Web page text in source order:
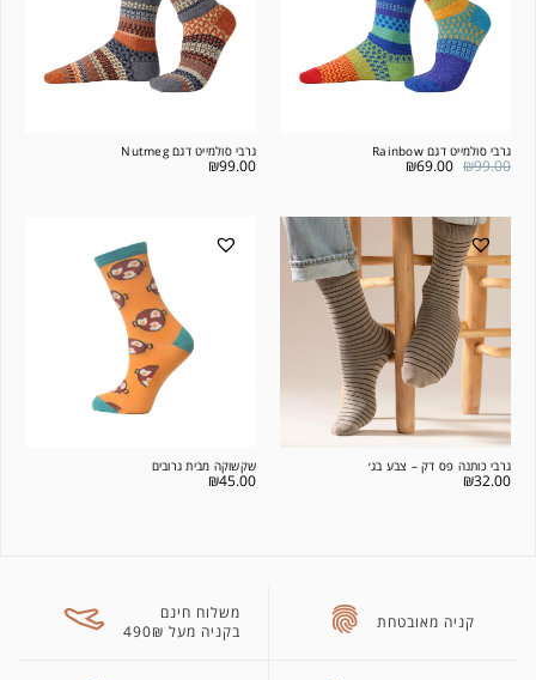
גרבי סולמייט דגם Rainbow
₪99.00
₪69.00
גרבי סולמייט דגם Nutmeg
₪99.00
גרבי כותנה פס דק – צבע בג׳
₪32.00
שקשוקה מבית גרובים
₪45.00
קניה מאובטחת
משלוח חינם
בקניה מעל 490₪